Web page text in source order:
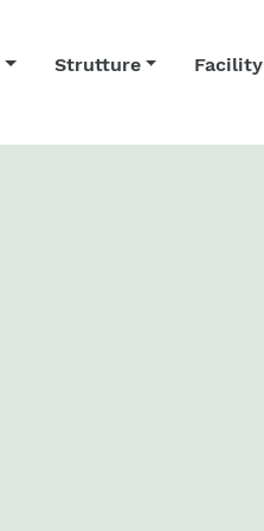
Strutture Facility